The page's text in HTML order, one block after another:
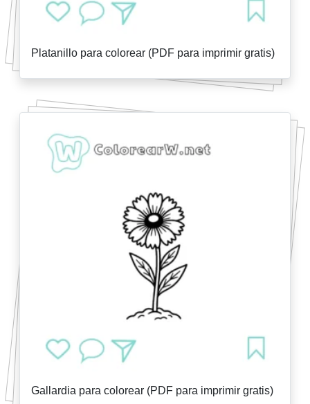
Platanillo para colorear (PDF para imprimir gratis)
Gallardia para colorear (PDF para imprimir gratis)